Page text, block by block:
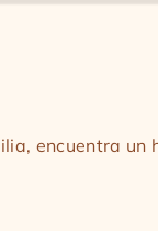
encuentra un